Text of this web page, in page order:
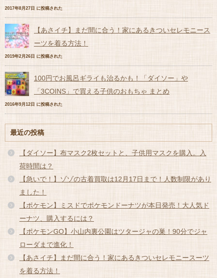
2017年8月27日 に投稿された
【あさイチ】まだ間に合う！家にあるきついセレモニース
ーツを着る方法！
2019年2月26日 に投稿された
100円でお風呂ギライも治るかも！「ダイソー」や
「3COINS」で買える子供のおもちゃ まとめ
2016年9月12日 に投稿された
最近の投稿
【ダイソー】布マスク2枚セットと、子供用マスクを購入。入
荷時間は？
【急いで！】ゾゾの古着買取は12月17日まで！人数制限があり
ました！
【ポケモン】ミスドでポケモンドーナツが本日発売！大人気ド
ーナツ、購入するには？
【ポケモンGO】小山内裏公園はツタージャの巣！90分でジャ
ローダまで進化！
【あさイチ】まだ間に合う！家にあるきついセレモニースーツ
を着る方法！